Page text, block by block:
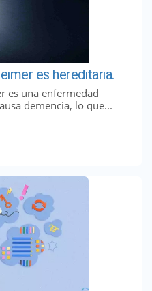
es hereditaria.
es una enfermedad
demencia, lo que...